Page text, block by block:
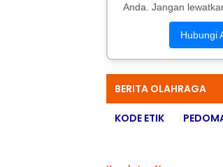
Anda. Jangan
Hubungi
BERITA OLAHRAGA
KODE ETIK